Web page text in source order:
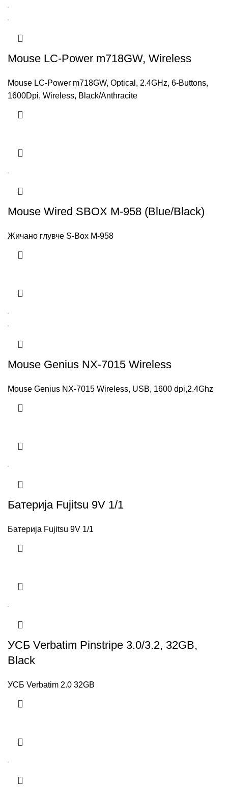
Mouse LC-Power m718GW, Wireless
Mouse LC-Power m718GW, Optical, 2.4GHz, 6-Buttons,
1600Dpi, Wireless, Black/Anthracite
Mouse Wired SBOX M-958 (Blue/Black)
Жичано глувче S-Box M-958
Mouse Genius NX-7015 Wireless
Mouse Genius NX-7015 Wireless, USB, 1600 dpi,2.4Ghz
Батерија Fujitsu 9V 1/1
Батерија Fujitsu 9V 1/1
УСБ Verbatim Pinstripe 3.0/3.2, 32GB,
Black
УСБ Verbatim 2.0 32GB